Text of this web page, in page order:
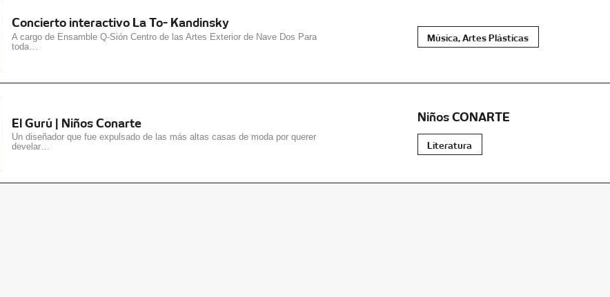
Concierto interactivo La To- Kandinsky
A cargo de Ensamble Q-Sión Centro de las Artes Exterior de Nave Dos Para
toda…
Música, Artes Plásticas
El Gurú | Niños Conarte
Un diseñador que fue expulsado de las más altas casas de moda por querer
develar…
Niños CONARTE
Literatura